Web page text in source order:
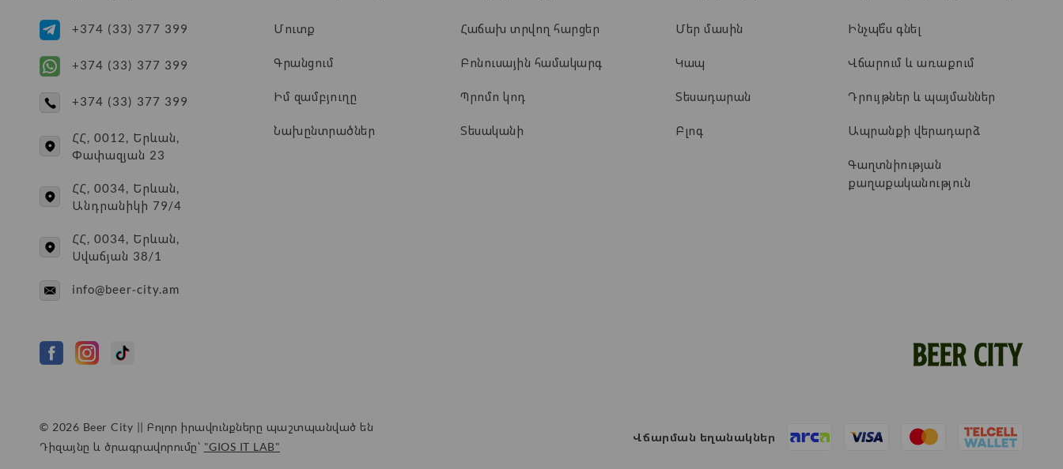
+374 (33) 377 399
+374 (33) 377 399
+374 (33) 377 399
ՀՀ, 0012, Երևան,
Փափազյան 23
ՀՀ, 0034, Երևան,
Անդրանիկի 79/4
ՀՀ, 0034, Երևան,
Սվաճյան 38/1
info@beer-city.am
Մուտք
Գրանցում
Իմ զամբյուղը
Նախընտրածներ
Հաճախ տրվող հարցեր
Բոնուսային համակարգ
Պրոմո կոդ
Տեսականի
Մեր մասին
Կապ
Տեսադարան
Բլոգ
Ինչպե՞ս գնել
Վճարում և առաքում
Դրույթներ և պայմաններ
Ապրանքի վերադարձ
Գաղտնիության
քաղաքականություն
© 2026 Beer City || Բոլոր իրավունքները պաշտպանված են
Դիզայնը և ծրագրավորումը՝ "GIOS IT LAB"
Վճարման եղանակներ